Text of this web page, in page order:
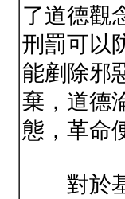
了道德觀
刑罰可以
能剷除邪
棄，道德
態，革命
對於基